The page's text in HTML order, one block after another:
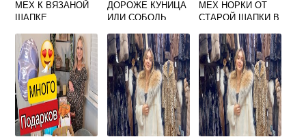
МЕХ К ВЯЗАНОЙ
ШАПКЕ
ДОРОЖЕ КУНИЦА
ИЛИ СОБОЛЬ
МЕХ НОРКИ ОТ
СТАРОЙ ШАПКИ В
УСЛОВИЯХ